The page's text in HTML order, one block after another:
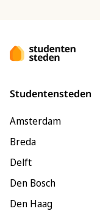
Studentensteden
Amsterdam
Breda
Delft
Den Bosch
Den Haag